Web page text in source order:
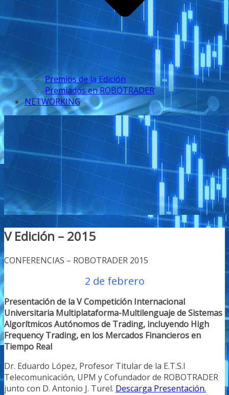
Premios de la Edición
Premiados en ROBOTRADER
NETWORKING
V Edición – 2015
CONFERENCIAS – ROBOTRADER 2015
2 de febrero
Presentación de la V Competición Internacional
Universitaria Multiplataforma-Multilenguaje de Sistemas
Algorítmicos Autónomos de Trading, incluyendo High
Frequency Trading, en los Mercados Financieros en
Tiempo Real
Dr. Eduardo López, Profesor Titular de la E.T.S.I
Telecomunicación, UPM y Cofundador de ROBOTRADER
junto con D. Antonio J. Turel. Descarga Presentación.